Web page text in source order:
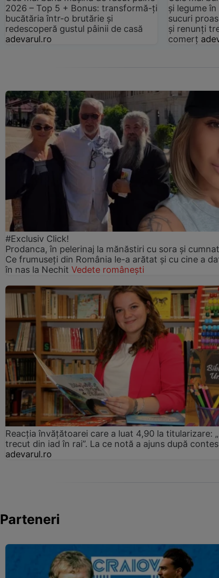
2026 – Top 5 + Bonus: transformă-ți
bucătăria într-o brutărie și
redescoperă gustul pâinii de casă
adevarul.ro
și legume
sucuri
și renunți
comerț
#Exclusiv Click!
Prodanca, în pelerinaj la mănăstiri cu sora și
Ce frumuseți din România le-a arătat și cu cine a
în nas la Nechit Vedete românești
Reacția învățătoarei care a luat 4,90 la titularizare:
trecut din iad în rai”. La ce notă a ajuns după
adevarul.ro
Parteneri